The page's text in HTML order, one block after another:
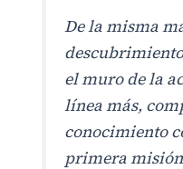
De la misma
el muro de la
línea más,
conocimiento
primera